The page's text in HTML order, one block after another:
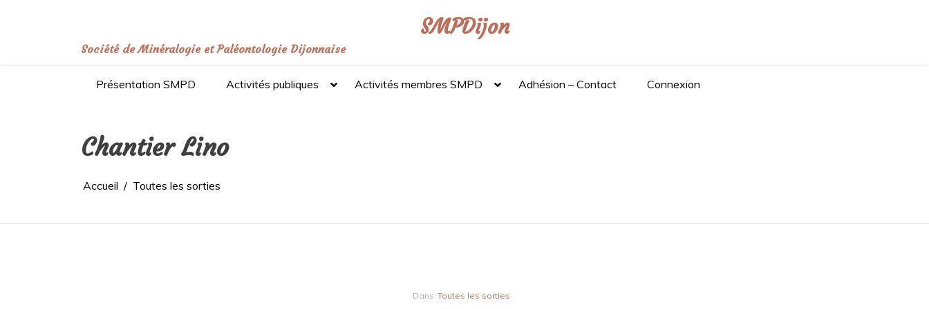
SMPDijon
Société de Minéralogie et Paléontologie Dijonnaise
Présentation SMPD Activités publiques Activités membres SMPD Adhésion – Contact Connexion
Chantier Lino
Accueil Toutes les sorties
Dans Toutes les sorties